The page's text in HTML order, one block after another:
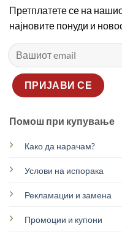
Претплатете се на
најновите понуди и
Помош при купување
Како да нарачам?
Услови на испорака
Рекламации и замена
Промоции и купони